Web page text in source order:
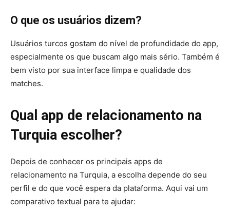
O que os usuários dizem?
Usuários turcos gostam do nível de profundidade do app,
especialmente os que buscam algo mais sério. Também é
bem visto por sua interface limpa e qualidade dos
matches.
Qual app de relacionamento na
Turquia escolher?
Depois de conhecer os principais apps de
relacionamento na Turquia, a escolha depende do seu
perfil e do que você espera da plataforma. Aqui vai um
comparativo textual para te ajudar: